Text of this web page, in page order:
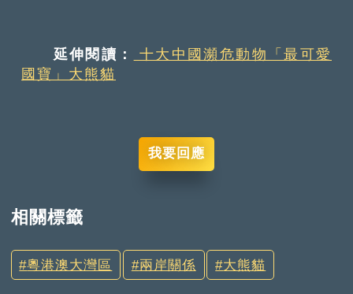
延伸閱讀：
十大中國瀕危動物「最可愛
國寶」大熊貓
我要回應
相關標籤
粵港澳大灣區 兩岸關係 大熊貓